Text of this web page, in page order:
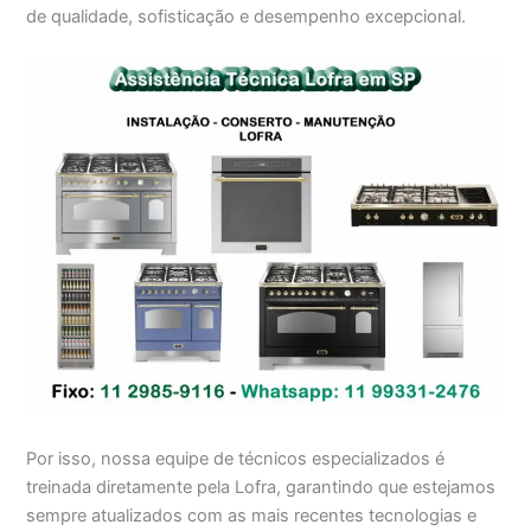
de qualidade, sofisticação e desempenho excepcional.
Por isso, nossa equipe de técnicos especializados é
treinada diretamente pela Lofra, garantindo que estejamos
sempre atualizados com as mais recentes tecnologias e